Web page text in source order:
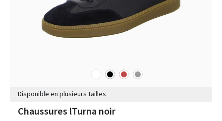
blancnoir rougegris
Disponible en plusieurs tailles
Chaussures lTurna noir